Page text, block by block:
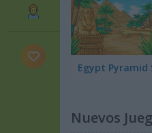
Egypt Pyramid
Nuevos